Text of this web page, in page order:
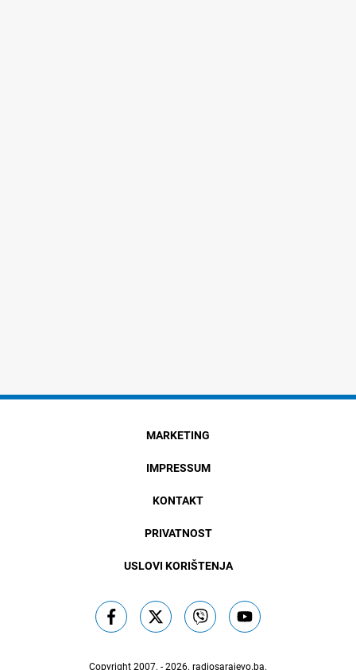
MARKETING
IMPRESSUM
KONTAKT
PRIVATNOST
USLOVI KORIŠTENJA
Copyright 2007. - 2026. radiosarajevo.ba.